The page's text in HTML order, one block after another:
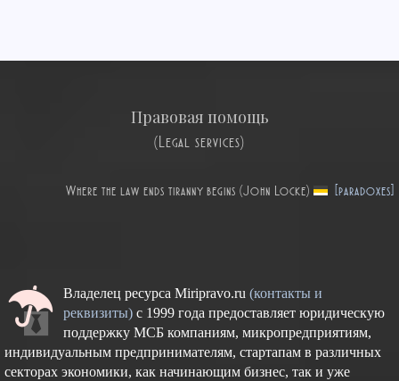
Правовая помощь
(Legal services)
Where the law ends tiranny begins (John Locke) [paradoxes]
Владелец ресурса Miripravo.ru (контакты и
реквизиты)с 1999 года предоставляет юридическую
поддержку МСБ компаниям, микропредприятиям,
индивидуальным предпринимателям, стартапам в различных
секторах экономики, как начинающим бизнес, так и уже